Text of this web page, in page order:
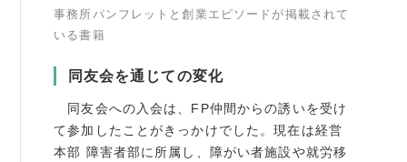
事務所パンフレットと創業エピソードが掲載されて
いる書籍
同友会を通じての変化
同友会への入会は、FP仲間からの誘いを受け
て参加したことがきっかけでした。現在は経営
本部 障害者部に所属し、障がい者施設や就労移